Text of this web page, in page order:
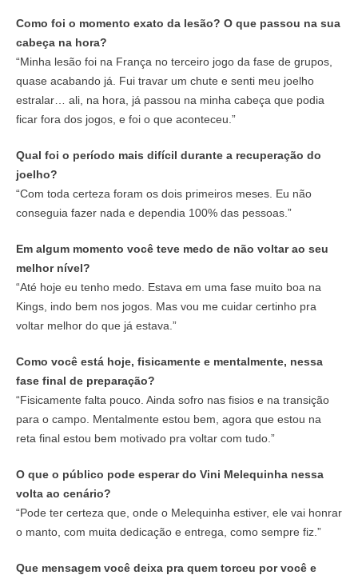
Como foi o momento exato da lesão? O que passou na sua
cabeça na hora?
“Minha lesão foi na França no terceiro jogo da fase de grupos,
quase acabando já. Fui travar um chute e senti meu joelho
estralar… ali, na hora, já passou na minha cabeça que podia
ficar fora dos jogos, e foi o que aconteceu.”
Qual foi o período mais difícil durante a recuperação do
joelho?
“Com toda certeza foram os dois primeiros meses. Eu não
conseguia fazer nada e dependia 100% das pessoas.”
Em algum momento você teve medo de não voltar ao seu
melhor nível?
“Até hoje eu tenho medo. Estava em uma fase muito boa na
Kings, indo bem nos jogos. Mas vou me cuidar certinho pra
voltar melhor do que já estava.”
Como você está hoje, fisicamente e mentalmente, nessa
fase final de preparação?
“Fisicamente falta pouco. Ainda sofro nas fisios e na transição
para o campo. Mentalmente estou bem, agora que estou na
reta final estou bem motivado pra voltar com tudo.”
O que o público pode esperar do Vini Melequinha nessa
volta ao cenário?
“Pode ter certeza que, onde o Melequinha estiver, ele vai honrar
o manto, com muita dedicação e entrega, como sempre fiz.”
Que mensagem você deixa pra quem torceu por você e